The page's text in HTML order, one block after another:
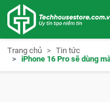
o
Trang chủ
Tin tức
iPhone 16 Pro sẽ dùng